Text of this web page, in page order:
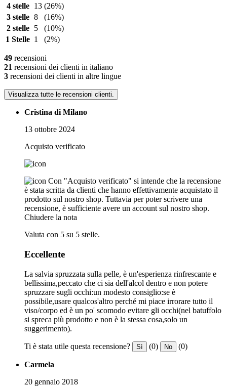
4 stelle
13 (26%)
3 stelle 8
(16%)
2 stelle
5
(10%)
1 Stelle 1 (2%)
49 recensioni
21 recensioni dei clienti in italiano
3 recensioni dei clienti in altre lingue
Visualizza tutte le recensioni clienti.
Cristina di Milano
13 ottobre 2024
Acquisto verificato
Con "Acquisto verificato" si intende che la recensione
è stata scritta da clienti che hanno effettivamente acquistato il
prodotto sul nostro shop. Tuttavia per poter scrivere una
recensione, è sufficiente avere un account sul nostro shop.
Chiudere la nota
Valuta con 5 su 5 stelle.
Eccellente
La salvia spruzzata sulla pelle, è un'esperienza rinfrescante e
bellissima,peccato che ci sia dell'alcol dentro e non potere
spruzzare sugli occhi:un modesto consiglio:se è
possibile,usare qualcos'altro perché mi piace irrorare tutto il
viso/corpo ed è un po' scomodo evitare gli occhi(nel batuffolo
si spreca più prodotto e non è la stessa cosa,solo un
suggerimento).
Ti è stata utile questa recensione? Sì (0) No (0)
Carmela
20 gennaio 2018